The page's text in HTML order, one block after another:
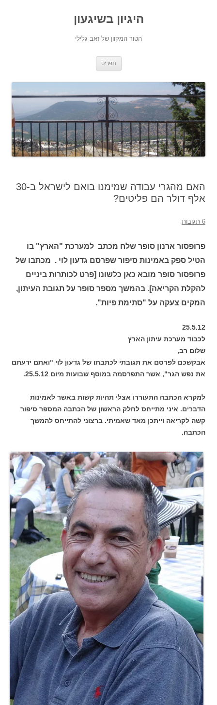
היגיון בשיגעון
הטור המקוון של זאב גלילי
תפריט
האם מהגרי עבודה שמימנו בואם לישראל ב-30
אלף דולר הם פליטים?
6 תגובות
פרופסור ארנון סופר שלח מכתב למערכת "הארץ" בו
הטיל ספק באמינות סיפור שפרסם גדעון לוי . מכתבו של
פרופסור סופר מובא כאן כלשונו [פרט לכותרות ביניים
להקלת הקריאה]. בהמשך מספר סופר על תגובת העיתון,
המקים צעקה על "סתימת פיות".
25.5.12
לכבוד מערכת עיתון הארץ
שלום רב,
אבקשכם לפרסם את תגובתי לכתבתו של גדעון לוי "ואתם ידעתם
את נפש הגר", אשר התפרסמה במוסף שבועות מיום 25.5.12.
למקרא הכתבה התעוררו אצלי תהיות קשות באשר לאמינות
הדברים. איני מתייחס לחלק הראשון של הכתבה המספר סיפור
קשה לקריאה וייתכן מאד שאמיתי. ברצוני להתייחס להמשך
הכתבה.